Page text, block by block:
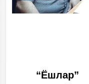
“Ёшлар”